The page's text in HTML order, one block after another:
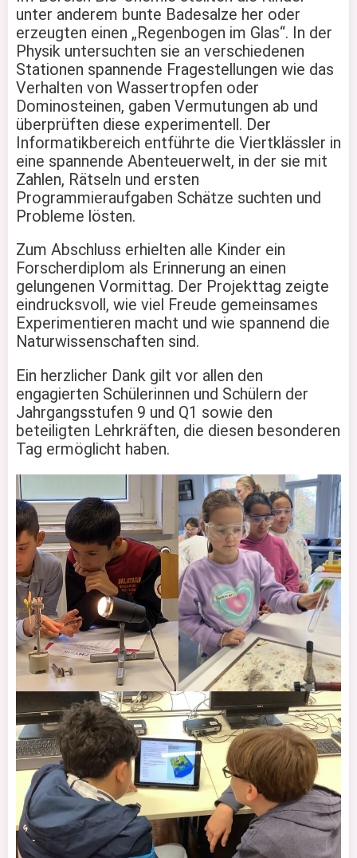
unter anderem bunte Badesalze her oder
erzeugten einen „Regenbogen im Glas“. In der
Physik untersuchten sie an verschiedenen
Stationen spannende Fragestellungen wie das
Verhalten von Wassertropfen oder
Dominosteinen, gaben Vermutungen ab und
überprüften diese experimentell. Der
Informatikbereich entführte die Viertklässler in
eine spannende Abenteuerwelt, in der sie mit
Zahlen, Rätseln und ersten
Programmieraufgaben Schätze suchten und
Probleme lösten.
Zum Abschluss erhielten alle Kinder ein
Forscherdiplom als Erinnerung an einen
gelungenen Vormittag. Der Projekttag zeigte
eindrucksvoll, wie viel Freude gemeinsames
Experimentieren macht und wie spannend die
Naturwissenschaften sind.
Ein herzlicher Dank gilt vor allen den
engagierten Schülerinnen und Schülern der
Jahrgangsstufen 9 und Q1 sowie den
beteiligten Lehrkräften, die diesen besonderen
Tag ermöglicht haben.